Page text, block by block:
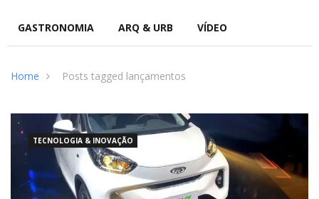
GASTRONOMIA ARQ & URB VÍDEO
Home Posts tagged lançamentos
TECNOLOGIA & INOVAÇÃO